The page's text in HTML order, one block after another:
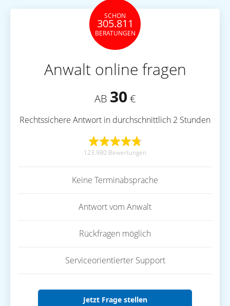
SCHON
305.811
BERATUNGEN
Anwalt online fragen
AB 30 €
Rechtssichere Antwort in durchschnittlich 2 Stunden
123.980 Bewertungen
Keine Terminabsprache
Antwort vom Anwalt
Rückfragen möglich
Serviceorientierter Support
Jetzt Frage stellen